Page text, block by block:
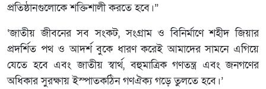
প্রতিষ্ঠানগুলোকে শক্তিশালী করতে হবে।”
‘জাতীয় জীবনের সব সংকট, সংগ্রাম ও বিনির্মাণে শহীদ জিয়ার
প্রদর্শিত পথ ও আদর্শ বুকে ধারণ করেই আমাদের সামনে এগিয়ে
যেতে হবে এবং জাতীয় স্বার্থ, বহুমাত্রিক গণতন্ত্র এবং জনগণের
অধিকার সুরক্ষায় ইস্পাতকঠিন গণঐক্য গড়ে তুলতে হবে।’